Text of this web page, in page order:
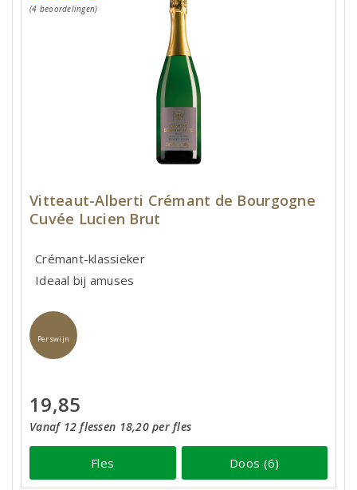
(4 beoordelingen)
Vitteaut-Alberti Crémant de Bourgogne
Cuvée Lucien Brut
Crémant-klassieker
Ideaal bij amuses
Perswijn
19,85
Vanaf 12 flessen 18,20 per fles
Fles Doos (6)